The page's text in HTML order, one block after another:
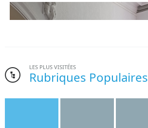
LES PLUS VISITÉES
Rubriques Populaires